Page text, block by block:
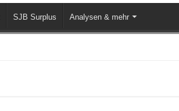
SJB Surplus Analysen & mehr